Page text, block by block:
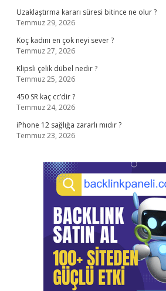
Uzaklaştırma kararı süresi bitince ne olur ?
Temmuz 29, 2026
Koç kadını en çok neyi sever ?
Temmuz 27, 2026
Klipsli çelik dübel nedir ?
Temmuz 25, 2026
450 SR kaç cc’dir ?
Temmuz 24, 2026
iPhone 12 sağlığa zararlı mıdır ?
Temmuz 23, 2026